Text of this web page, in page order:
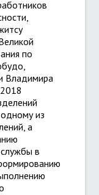
по
Владимира
из
а
в